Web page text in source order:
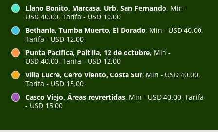
Llano Bonito, Marcasa, Urb. San Fernando, Min -
USD 40.00, Tarifa - USD 10.00
Bethania, Tumba Muerto, El Dorado, Min - USD 40.00,
Tarifa - USD 12.00
Punta Pacifica, Paitilla, 12 de octubre, Min -
USD 40.00, Tarifa - USD 12.00
Villa Lucre, Cerro Viento, Costa Sur, Min - USD 40.00,
Tarifa - USD 15.00
Casco Viejo, Áreas revrertidas, Min - USD 40.00, Tarifa
- USD 15.00